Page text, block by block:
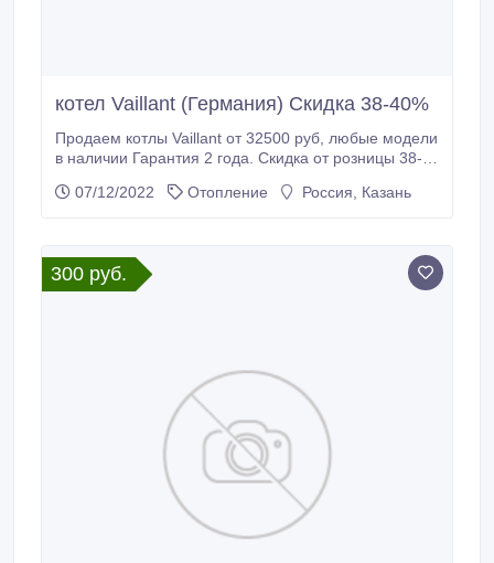
котел Vaillant (Германия) Скидка 38-40%
Продаем котлы Vaillant от 32500 руб, любые модели
в наличии Гарантия 2 года. Скидка от розницы 38-
профессионально, недорого с гарантией. Есть
07/12/2022 Отопление Россия, Казань
300 руб.